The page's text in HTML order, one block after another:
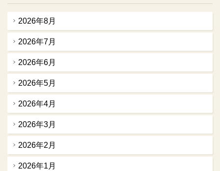
2026年8月
2026年7月
2026年6月
2026年5月
2026年4月
2026年3月
2026年2月
2026年1月